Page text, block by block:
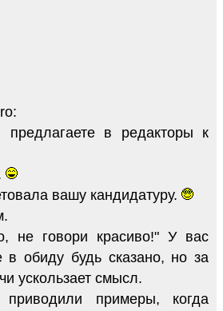
в редакторы к
вашу кандидатуру.
не говори красиво!" У вас
в обиду будь сказано, но за
ускользает смысл.
примеры, когда